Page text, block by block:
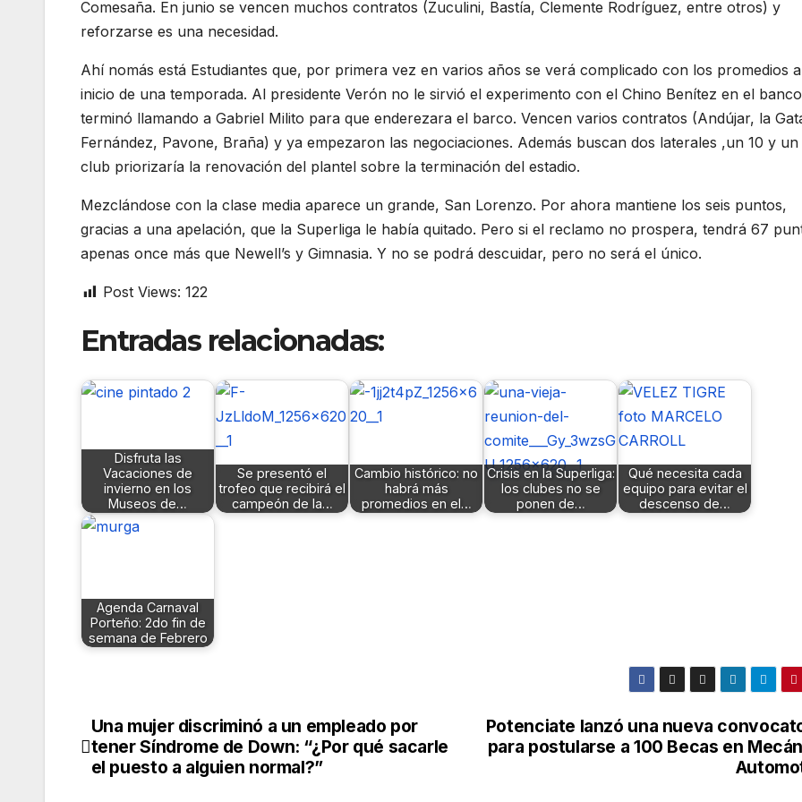
Comesaña. En junio se vencen muchos contratos (Zuculini, Bastía, Clemente Rodríguez, entre otros) y
reforzarse es una necesidad.
Ahí nomás está Estudiantes que, por primera vez en varios años se verá complicado con los promedios
inicio de una temporada. Al presidente Verón no le sirvió el experimento con el Chino Benítez en el
terminó llamando a Gabriel Milito para que enderezara el barco. Vencen varios contratos (Andújar, la
Fernández, Pavone, Braña) y ya empezaron las negociaciones. Además buscan dos laterales ,un 10 y un
club priorizaría la renovación del plantel sobre la terminación del estadio.
Mezclándose con la clase media aparece un grande, San Lorenzo. Por ahora mantiene los seis puntos,
gracias a una apelación, que la Superliga le había quitado. Pero si el reclamo no prospera, tendrá 67
apenas once más que Newell’s y Gimnasia. Y no se podrá descuidar, pero no será el único.
Post Views: 122
Entradas relacionadas:
Disfruta las
Vacaciones de
invierno en los
Museos de…
Se presentó el
trofeo que recibirá el
campeón de la…
Cambio histórico: no
habrá más
promedios en el…
Crisis en la Superliga:
los clubes no se
ponen de…
Qué necesita cada
equipo para evitar el
descenso de…
Agenda Carnaval
Porteño: 2do fin de
semana de Febrero
Navegación
de
Potenciate lanzó una nueva
para postularse a 100 Becas en
Una mujer discriminó a un empleado por
tener Síndrome de Down: “¿Por qué sacarle
el puesto a alguien normal?”